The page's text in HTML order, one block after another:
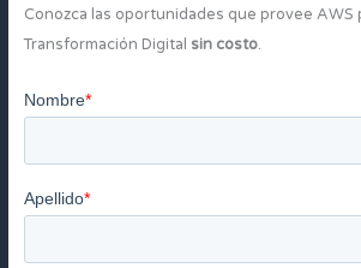
Conozca las oportunidades que provee AWS
Transformación Digital sin costo.